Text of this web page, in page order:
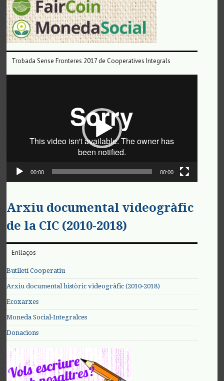
Trobada Sense Fronteres 2017 de Cooperatives Integrals
00:00 00:00
Arxiu documental videogràfic
de la CIC (2010-2018)
Enllaços
Butlletí Cooperatiu
Arxiu documental històric videogràfic (2010-2018)
Ecoxarxes
Moneda Social-Integralces
Donacions